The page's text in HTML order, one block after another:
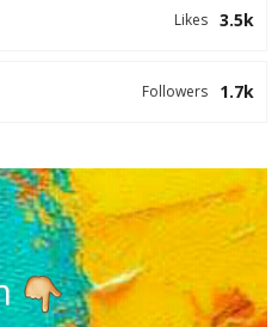
3.5k
Likes
1.7k
Followers